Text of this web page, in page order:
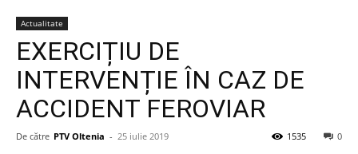
Actualitate
EXERCIȚIU DE
INTERVENȚIE ÎN CAZ DE
ACCIDENT FEROVIAR
De către PTV Oltenia - 25 iulie 2019 0
1535